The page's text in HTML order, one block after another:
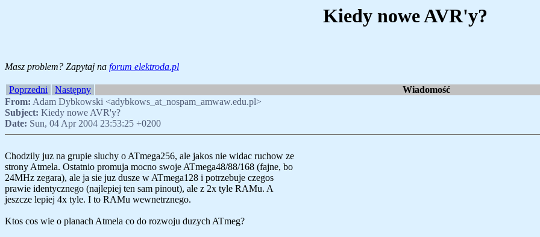
Kiedy nowe AVR'y?
Masz problem? Zapytaj na forum elektroda.pl
Poprzedni Następny Wiadomość
From: Adam Dybkowski <adybkows_at_nospam_amwaw.edu.pl>
Subject: Kiedy nowe AVR'y?
Date: Sun, 04 Apr 2004 23:53:25 +0200
Chodzily juz na grupie sluchy o ATmega256, ale jakos nie widac ruchow ze
strony Atmela. Ostatnio promuja mocno swoje ATmega48/88/168 (fajne, bo
24MHz zegara), ale ja sie juz dusze w ATmega128 i potrzebuje czegos
prawie identycznego (najlepiej ten sam pinout), ale z 2x tyle RAMu. A
jeszcze lepiej 4x tyle. I to RAMu wewnetrznego.
Ktos cos wie o planach Atmela co do rozwoju duzych ATmeg?